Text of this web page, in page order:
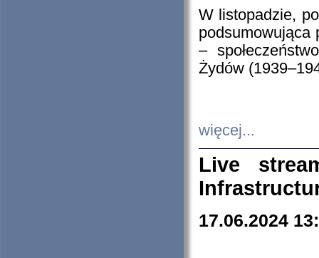
W listopadzie,
podsumowująca
–
Żydów
więcej...
Live
17.06.2024